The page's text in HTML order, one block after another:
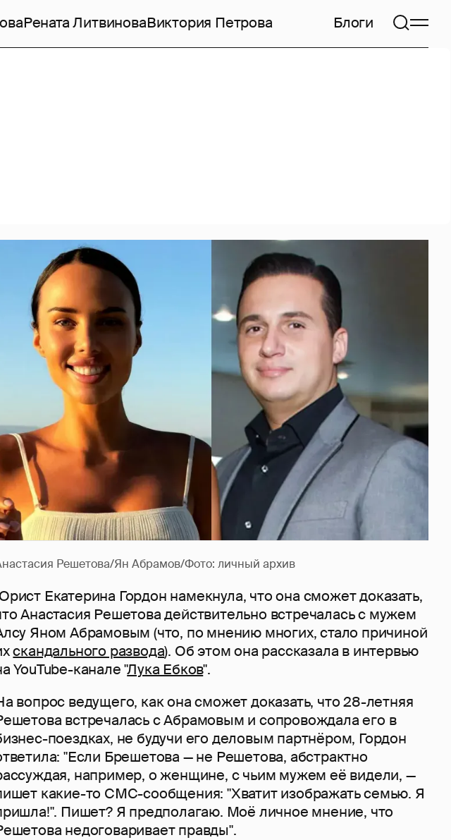
Рената ЛитвиноваВиктория Петрова Блоги
Решетова/Ян Абрамов/Фото: личный архив
Екатерина Гордон намекнула, что она сможет доказать,
Анастасия Решетова действительно встречалась с мужем
Яном Абрамовым (что, по мнению многих, стало причиной
скандального развода). Об этом она рассказала в интервью
YouTube-канале "Лука Ебков".
вопрос ведущего, как она сможет доказать, что 28-летняя
встречалась с Абрамовым и сопровождала его в
поездках, не будучи его деловым партнёром, Гордон
"Если Брешетова — не Решетова, абстрактно
например, о женщине, с чьим мужем её видели, —
какие-то СМС-сообщения: "Хватит изображать семью. Я
Пишет? Я предполагаю. Моё личное мнение, что
недоговаривает правды".